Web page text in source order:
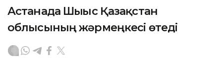
Астанада Шығыс Қазақстан
облысының жәрмеңкесі өтеді